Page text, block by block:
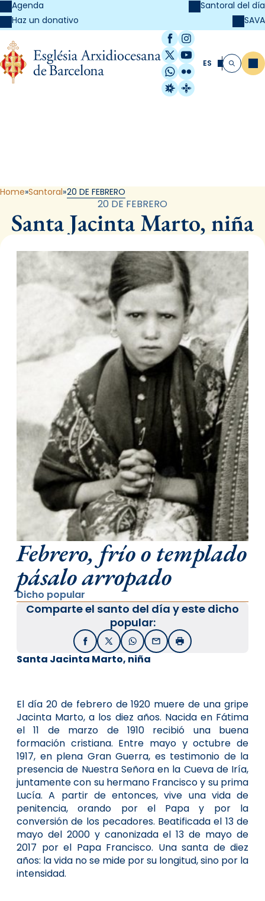
Agenda
Haz un donativo
Santoral del día
SAVA
Facebook
Instagram
X / Twitter
YouTube
WhatsApp
Flickr
Radio Estel
Catalunya
ES Buscar
Home Santoral 20 DE FEBRERO
20 DE FEBRERO
Santa Jacinta Marto, niña
Febrero, frío o templado
pásalo arropado
Dicho popular
Comparte el santo del día y este dicho
popular:
FacebookX / TwitterWhatsApp
EmailImprimir
Santa Jacinta Marto, niña
El día 20 de febrero de 1920 muere de una gripe
Jacinta Marto, a los diez años. Nacida en Fátima
el 11 de marzo de 1910 recibió una buena
formación cristiana. Entre mayo y octubre de
1917, en plena Gran Guerra, es testimonio de la
presencia de Nuestra Señora en la Cueva de Iría,
juntamente con su hermano Francisco y su prima
Lucía. A partir de entonces, vive una vida de
penitencia, orando por el Papa y por la
conversión de los pecadores. Beatificada el 13 de
mayo del 2000 y canonizada el 13 de mayo de
2017 por el Papa Francisco. Una santa de diez
años: la vida no se mide por su longitud, sino por la
intensidad.